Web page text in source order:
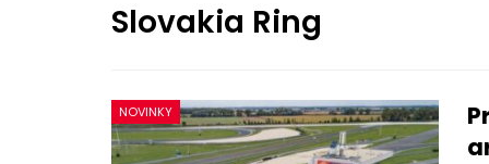
Slovakia Ring
NOVINKY